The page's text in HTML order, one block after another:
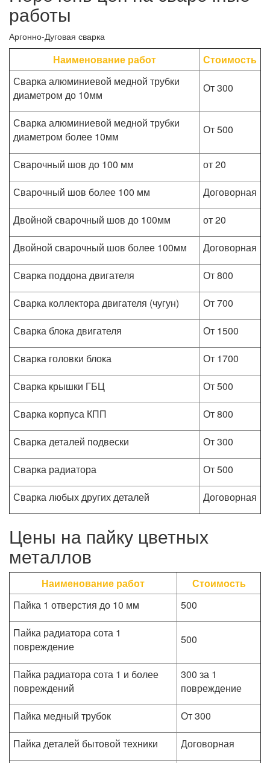
работы
Аргонно-Дуговая сварка
Наименование работ
Стоимость
Сварка алюминиевой медной трубки
диаметром до 10мм
От 300
Сварка алюминиевой медной трубки
диаметром более 10мм
От 500
Сварочный шов до 100 мм
от 20
Сварочный шов более 100 мм
Договорная
Двойной сварочный шов до 100мм
от 20
Двойной сварочный шов более 100мм
Договорная
Сварка поддона двигателя
От 800
Сварка коллектора двигателя (чугун)
От 700
Сварка блока двигателя
От 1500
Сварка головки блока
От 1700
Сварка крышки ГБЦ
От 500
Сварка корпуса КПП
От 800
Сварка деталей подвески
От 300
Сварка радиатора
От 500
Сварка любых других деталей
Договорная
Цены на пайку цветных
металлов
Наименование работ
Стоимость
Пайка 1 отверстия до 10 мм
500
Пайка радиатора сота 1
повреждение
500
Пайка радиатора сота 1 и более
повреждений
300 за 1
повреждение
Пайка медный трубок
От 300
Пайка деталей бытовой техники
Договорная